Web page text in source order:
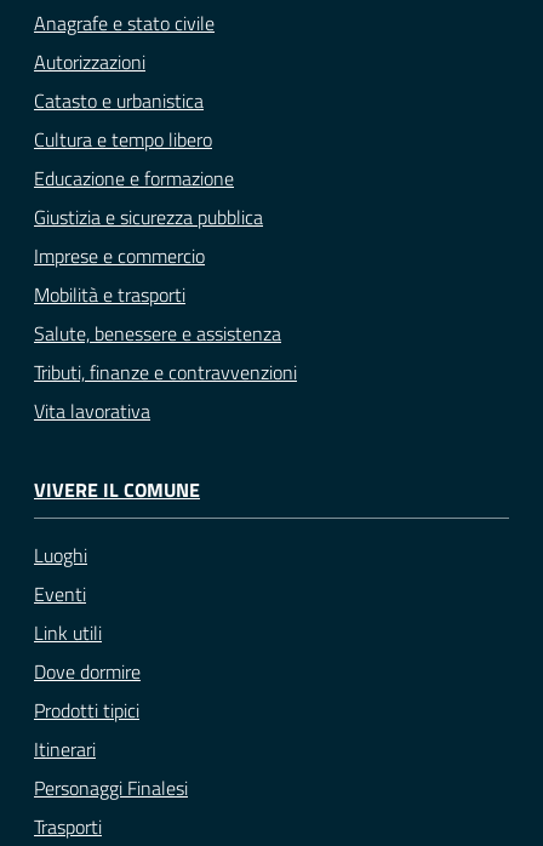
Anagrafe e stato civile
Autorizzazioni
Catasto e urbanistica
Cultura e tempo libero
Educazione e formazione
Giustizia e sicurezza pubblica
Imprese e commercio
Mobilità e trasporti
Salute, benessere e assistenza
Tributi, finanze e contravvenzioni
Vita lavorativa
VIVERE IL COMUNE
Luoghi
Eventi
Link utili
Dove dormire
Prodotti tipici
Itinerari
Personaggi Finalesi
Trasporti